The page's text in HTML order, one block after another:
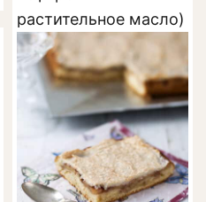
растительное масло)